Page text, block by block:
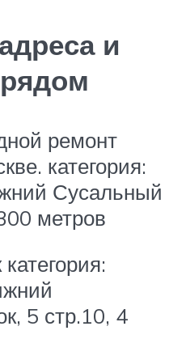
и
ремонт
категория:
Сусальный
метров
категория:
5 стр.10, 4